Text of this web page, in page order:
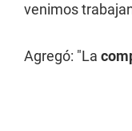
venimos
Agregó: "La